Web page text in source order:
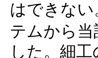
はできな
テムから当
した。細